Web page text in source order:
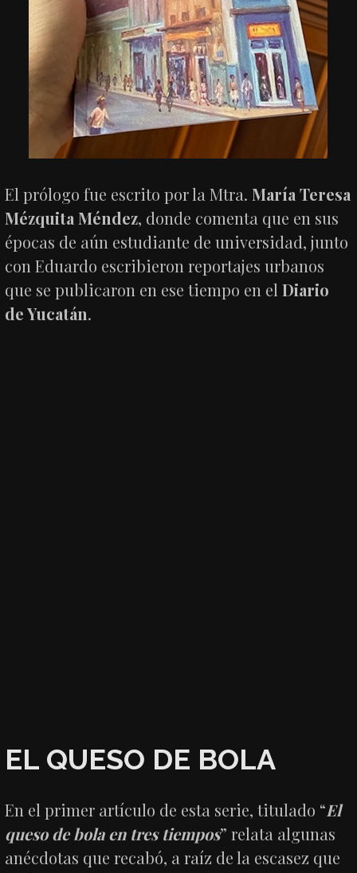
El prólogo fue escrito por la Mtra.María Teresa
Mézquita Méndez, donde comenta que en sus
épocas de aún estudiante de universidad, junto
con Eduardo escribieron reportajes urbanos
que se publicaron en ese tiempo en elDiario
de Yucatán.
EL QUESO DE BOLA
En el primer artículo de esta serie, titulado “El
queso de bola en tres tiempos” relata algunas
anécdotas que recabó, a raíz de la escasez que